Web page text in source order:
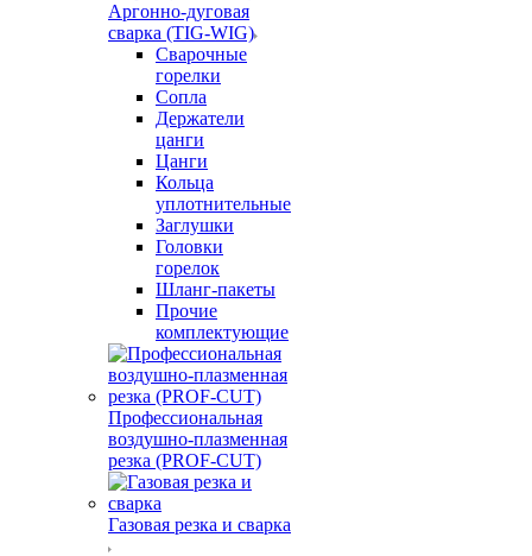
Аргонно-дуговая
сварка (TIG-WIG)
Сварочные
горелки
Сопла
Держатели
цанги
Цанги
Кольца
уплотнительные
Заглушки
Головки
горелок
Шланг-пакеты
Прочие
комплектующие
Профессиональная
воздушно-плазменная
резка (PROF-CUT)
Газовая резка и сварка